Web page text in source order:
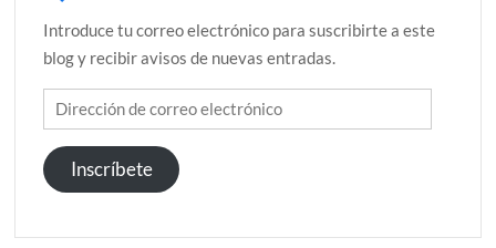
Introduce tu correo electrónico para suscribirte a este
blog y recibir avisos de nuevas entradas.
Dirección
de
correo
electrónico
Inscríbete